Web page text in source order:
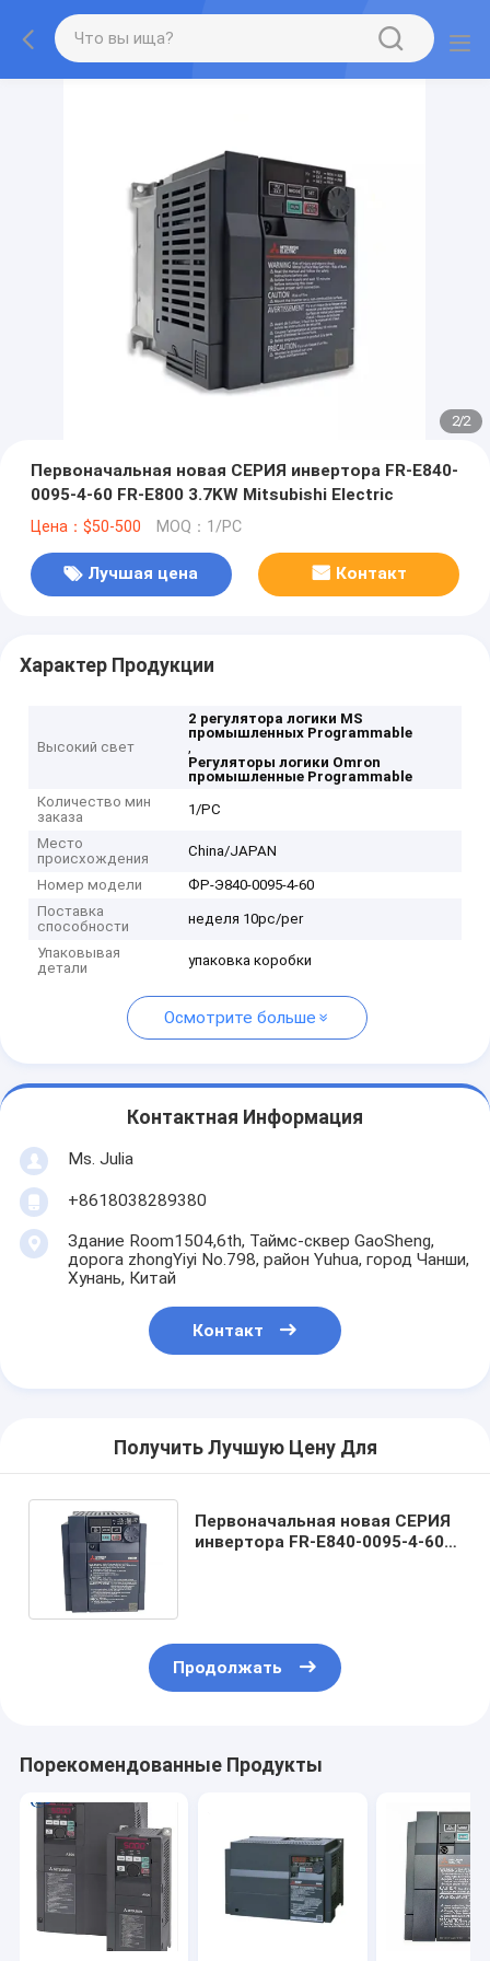
2/2
Первоначальная новая СЕРИЯ инвертора FR-E840-
0095-4-60 FR-E800 3.7KW Mitsubishi Electric
Цена：$50-500 MOQ：1/PC
Лучшая цена Контакт
Характер Продукции
Высокий свет
2 регулятора логики MS
промышленных Programmable
,
Регуляторы логики Omron
промышленные Programmable
Количество мин
заказа
1/PC
Место
происхождения
China/JAPAN
Номер модели
ФР-Э840-0095-4-60
Поставка
способности
неделя 10pc/per
Упаковывая
детали
упаковка коробки
Осмотрите больше
Контактная Информация
Ms. Julia
+8618038289380
Здание Room1504,6th, Таймс-сквер GaoSheng,
дорога zhongYiyi No.798, район Yuhua, город Чанши,
Хунань, Китай
Контакт
Получить Лучшую Цену Для
Первоначальная новая СЕРИЯ
инвертора FR-E840-0095-4-60
Продолжать
Порекомендованные Продукты